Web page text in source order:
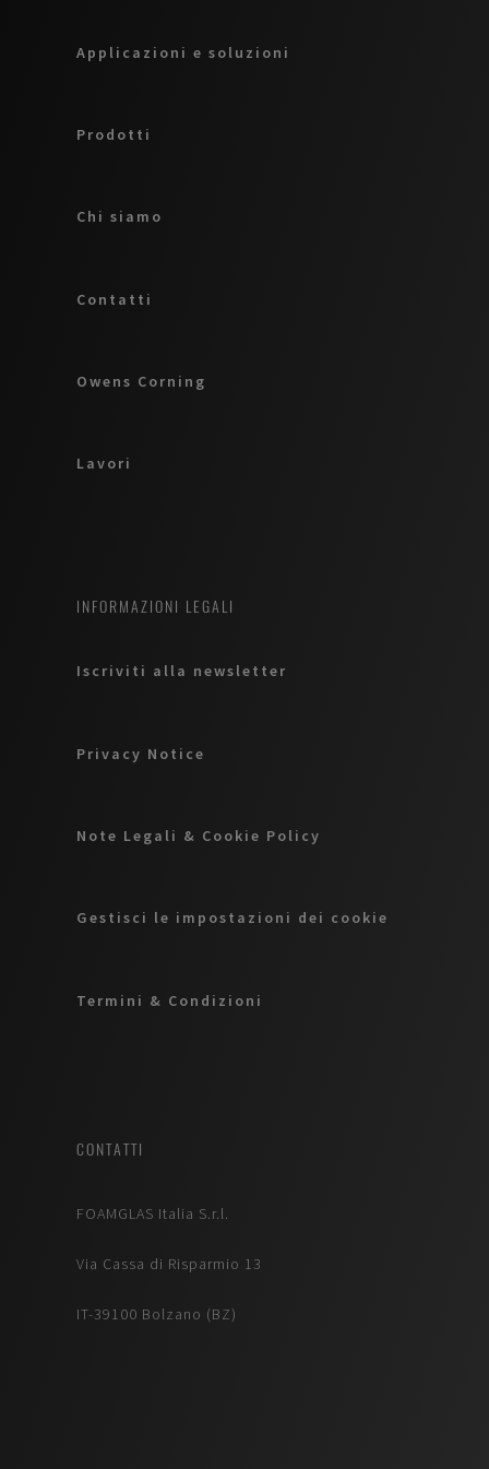
Applicazioni e soluzioni
Prodotti
Chi siamo
Contatti
Owens Corning
Lavori
INFORMAZIONI LEGALI
Iscriviti alla newsletter
Privacy Notice
Note Legali & Cookie Policy
Gestisci le impostazioni dei cookie
Termini & Condizioni
CONTATTI
FOAMGLAS Italia S.r.l.
Via Cassa di Risparmio 13
IT-39100 Bolzano (BZ)